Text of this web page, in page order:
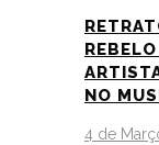
NO
4 de